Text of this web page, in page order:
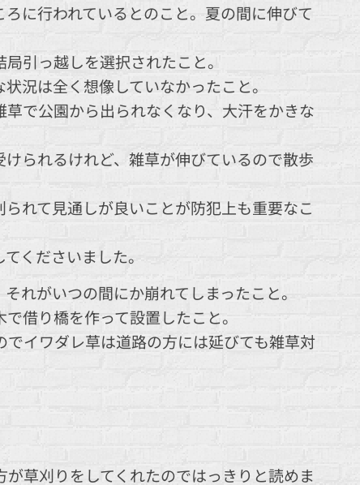
に行われているとのこと。夏の間に伸びて
引っ越しを選択されたこと。
況は全く想像していなかったこと。
で公園から出られなくなり、大汗をかきな
られるけれど、雑草が伸びているので散歩
れて見通しが良いことが防犯上も重要なこ
くださいました。
れがいつの間にか崩れてしまったこと。
借り橋を作って設置したこと。
イワダレ草は道路の方には延びても雑草対
草刈りをしてくれたのではっきりと読めま